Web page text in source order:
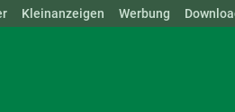
STMK TIROL VBG WIEN
Kleinanzeigen Werbung